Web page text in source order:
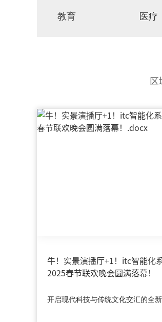
教育 医疗
区
牛！实景演播厅+1！itc智能化
2025春节联欢晚会圆满落幕！
开启现代科技与传统文化交汇的全新